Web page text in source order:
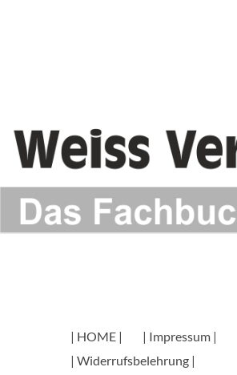
| HOME | | Impressum |
| Widerrufsbelehrung |